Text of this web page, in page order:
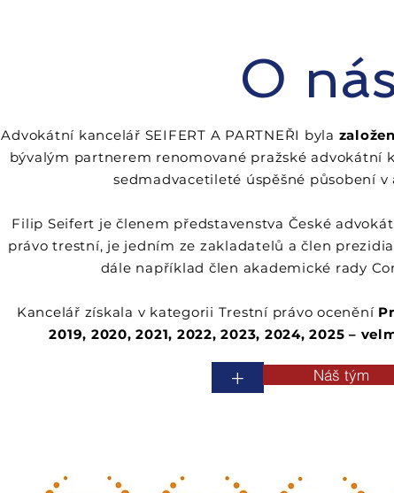
O
Advokátní kancelář SEIFERT A PARTNEŘI byla
bývalým partnerem renomované pražské advokátní
sedmadvacetileté úspěšné působení v
Filip Seifert je členem představenstva České
právo trestní, je jedním ze zakladatelů a člen
dále například člen akademické rady
Kancelář získala v kategorii Trestní právo ocenění
2019, 2020, 2021, 2022, 2023, 2024, 2025 –
+ Náš tým